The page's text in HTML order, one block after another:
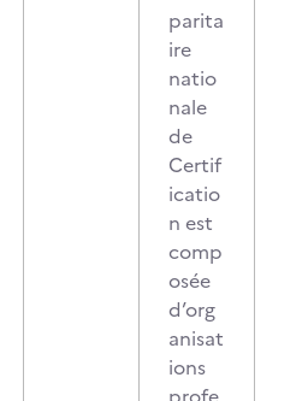
parita
ire
natio
nale
de
Certif
icatio
n est
comp
osée
d’org
anisat
ions